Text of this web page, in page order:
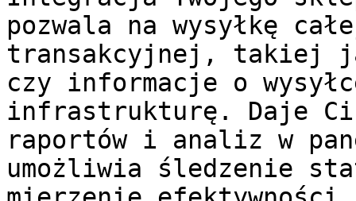
pozwala na wysyłkę
transakcyjnej, takiej
czy informacje o
infrastrukturę. Daje Ci
raportów i analiz w
umożliwia śledzenie